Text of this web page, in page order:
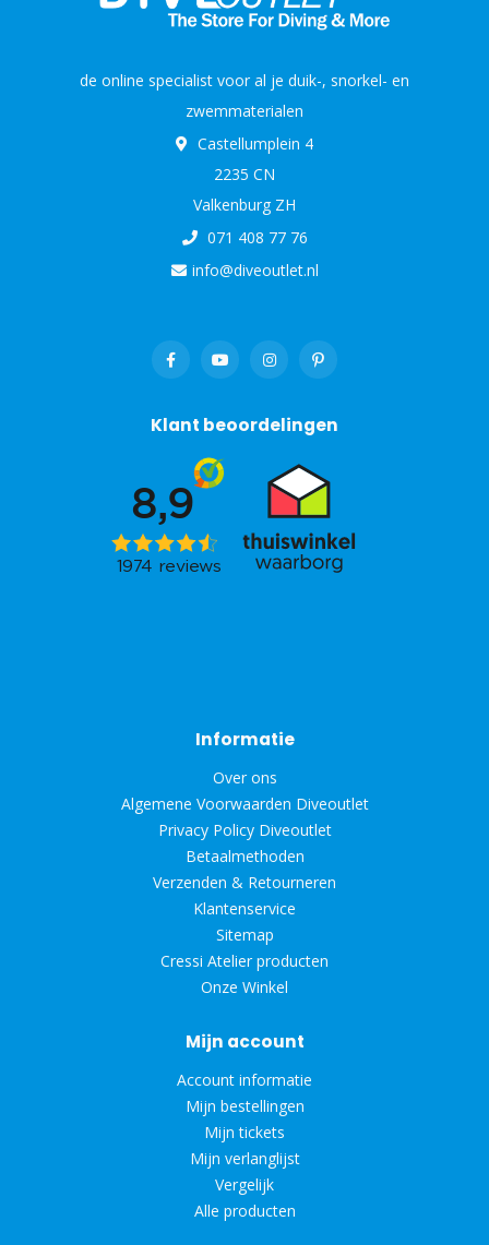
de online specialist voor al je duik-, snorkel- en
zwemmaterialen
Castellumplein 4
2235 CN
Valkenburg ZH
071 408 77 76
info@diveoutlet.nl
Klant beoordelingen
Informatie
Over ons
Algemene Voorwaarden Diveoutlet
Privacy Policy Diveoutlet
Betaalmethoden
Verzenden & Retourneren
Klantenservice
Sitemap
Cressi Atelier producten
Onze Winkel
Mijn account
Account informatie
Mijn bestellingen
Mijn tickets
Mijn verlanglijst
Vergelijk
Alle producten